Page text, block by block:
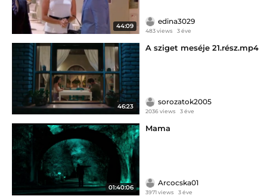
44:09
edina3029
483 views 3 éve
46:23
A sziget meséje 21.rész.mp4
sorozatok2005
2036 views 3 éve
01:40:06
Mama
Arcocska01
3971 views 3 éve